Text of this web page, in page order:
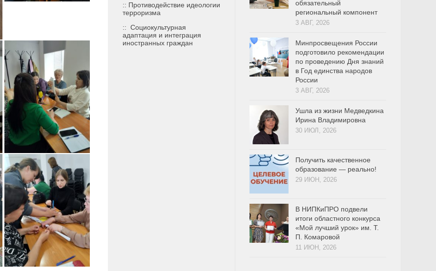
обязательный
региональный компонент
3 АВГ, 2026
Минпросвещения России
подготовило рекомендации
по проведению Дня знаний
в Год единства народов
России
3 АВГ, 2026
Ушла из жизни Медведкина
Ирина Владимировна
30 ИЮЛ, 2026
Получить качественное
образование — реально!
29 ИЮН, 2026
В НИПКиПРО подвели
итоги областного конкурса
«Мой лучший урок» им. Т.
П. Комаровой
11 ИЮН, 2026
:: Противодействие идеологии
терроризма
:: Социокультурная
адаптация и интеграция
иностранных граждан